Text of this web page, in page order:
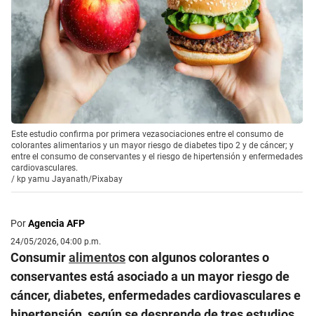
Este estudio confirma por primera vezasociaciones entre el consumo de
colorantes alimentarios y un mayor riesgo de diabetes tipo 2 y de cáncer; y
entre el consumo de conservantes y el riesgo de hipertensión y enfermedades
cardiovasculares.
/ kp yamu Jayanath/Pixabay
PorAgencia AFP
24/05/2026, 04:00 p.m.
Consumiralimentoscon algunos colorantes o
conservantes está asociado a un mayor riesgo de
cáncer, diabetes, enfermedades cardiovasculares e